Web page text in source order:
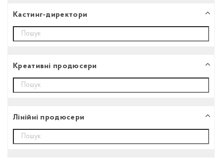
Кастинг-директори
Креативні продюсери
Лінійні продюсери